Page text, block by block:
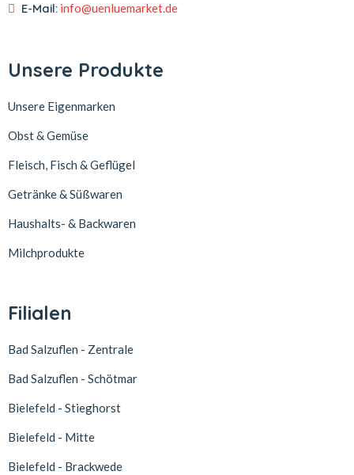
E-Mail: info@uenluemarket.de
Unsere Produkte
Unsere Eigenmarken
Obst & Gemüse
Fleisch, Fisch & Geflügel
Getränke & Süßwaren
Haushalts- & Backwaren
Milchprodukte
Filialen
Bad Salzuflen - Zentrale
Bad Salzuflen - Schötmar
Bielefeld - Stieghorst
Bielefeld - Mitte
Bielefeld - Brackwede